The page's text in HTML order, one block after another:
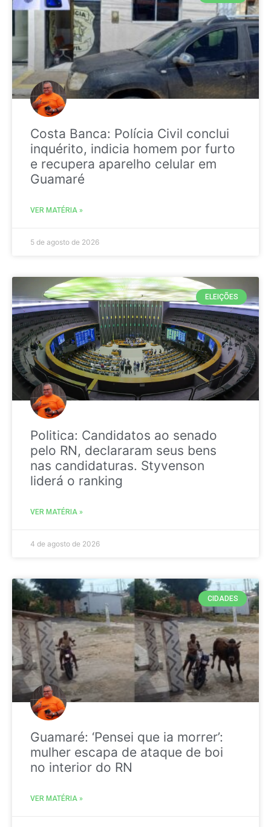
Costa Banca: Polícia Civil conclui
inquérito, indicia homem por furto
e recupera aparelho celular em
Guamaré
VER MATÉRIA »
5 de agosto de 2026
ELEIÇÕES
Politica: Candidatos ao senado
pelo RN, declararam seus bens
nas candidaturas. Styvenson
liderá o ranking
VER MATÉRIA »
4 de agosto de 2026
CIDADES
Guamaré: ‘Pensei que ia morrer’:
mulher escapa de ataque de boi
no interior do RN
VER MATÉRIA »